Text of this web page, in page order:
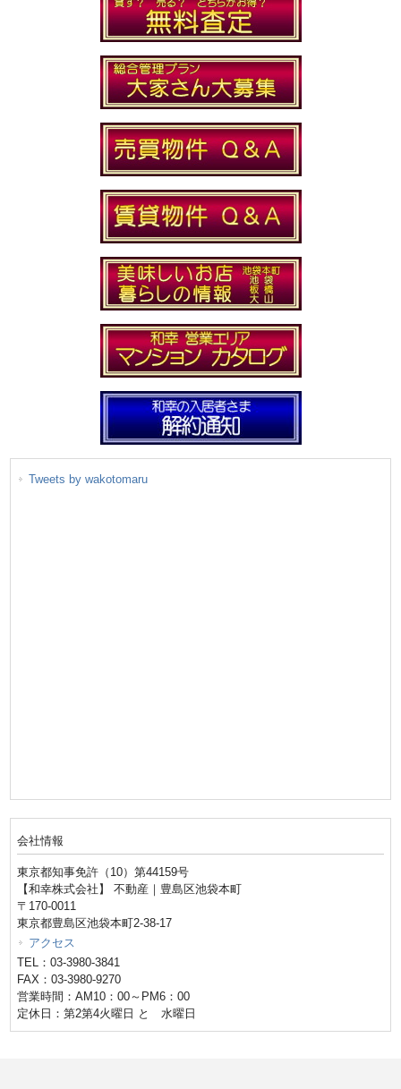
Tweets by wakotomaru
会社情報
東京都知事免許（10）第44159号
【和幸株式会社】 不動産｜豊島区池袋本町
〒170-0011
東京都豊島区池袋本町2-38-17
アクセス
TEL：03-3980-3841
FAX：03-3980-9270
営業時間：AM10：00～PM6：00
定休日：第2第4火曜日 と 水曜日